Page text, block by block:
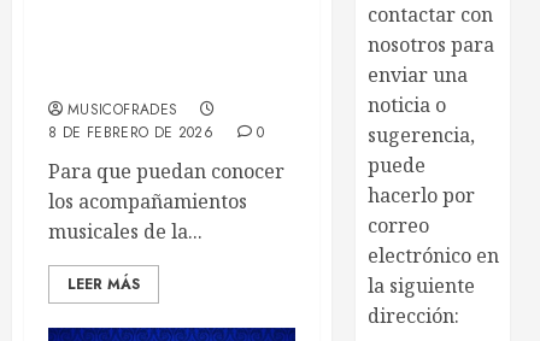
MUSICOFRADES
8 DE FEBRERO DE 2026
0
Para que puedan conocer
los acompañamientos
musicales de la...
LEER MÁS
contactar con
nosotros para
enviar una
noticia o
sugerencia,
puede
hacerlo por
correo
electrónico en
la siguiente
dirección: